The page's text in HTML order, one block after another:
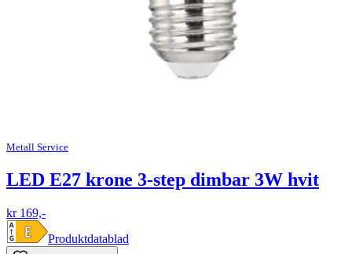
Metall Service
LED E27 krone 3-step dimbar 3W hvit
kr 169,-
Produktdatablad